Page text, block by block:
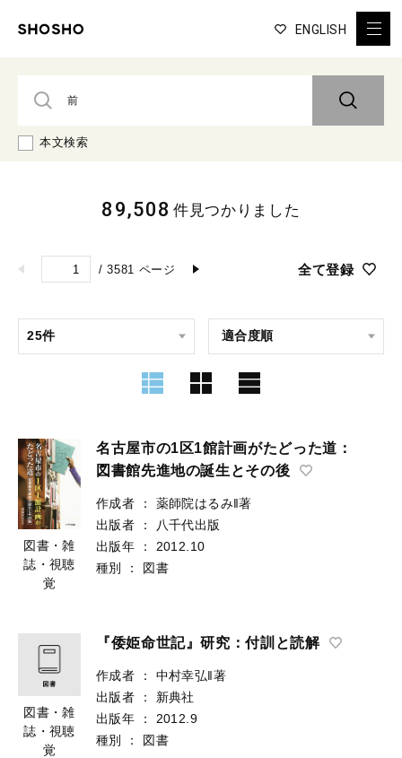
ENGLISH
本文検索
/ 3581 ページ 全て登録
89,508 件見つかりました
図書・雑
誌・視聴
覚
名古屋市の1区1館計画がたどった道：
図書館先進地の誕生とその後
作成者 ：
薬師院はるみ‖著
出版者
：
八千代出版
出版年
：
2012.10
種別
： 図書
図書・雑
誌・視聴
覚
『倭姫命世記』研究：付訓と読解
作成者 ：
中村幸弘‖著
出版者
：
新典社
出版年
：
2012.9
種別
： 図書